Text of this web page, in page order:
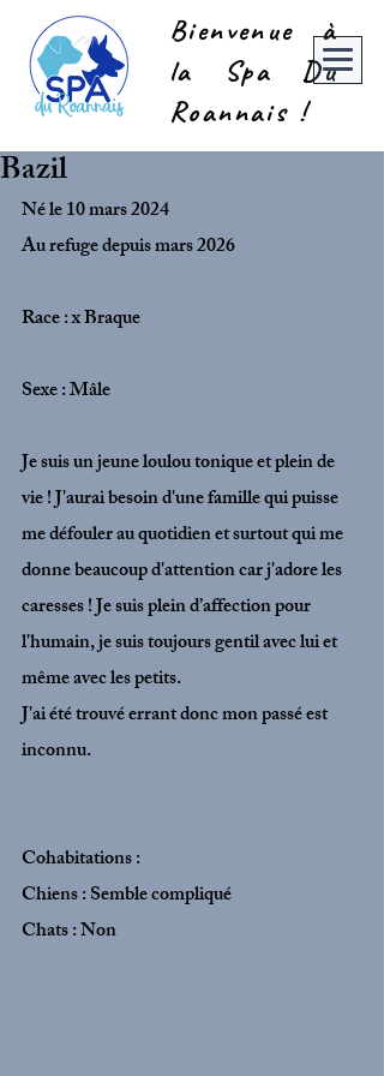
Bienvenue à
la Spa Du
Roannais !
Bazil
Au refuge depuis mars 2026
Race : x Braque
Sexe : Mâle
Je suis un jeune loulou tonique et plein de
vie ! J'aurai besoin d'une famille qui puisse
me défouler au quotidien et surtout qui me
donne beaucoup d'attention car j'adore les
caresses ! Je suis plein d’affection pour
l'humain, je suis toujours gentil avec lui et
même avec les petits.
J'ai été trouvé errant donc mon passé est
inconnu.
Cohabitations :
Chiens : Semble compliqué
Chats : Non